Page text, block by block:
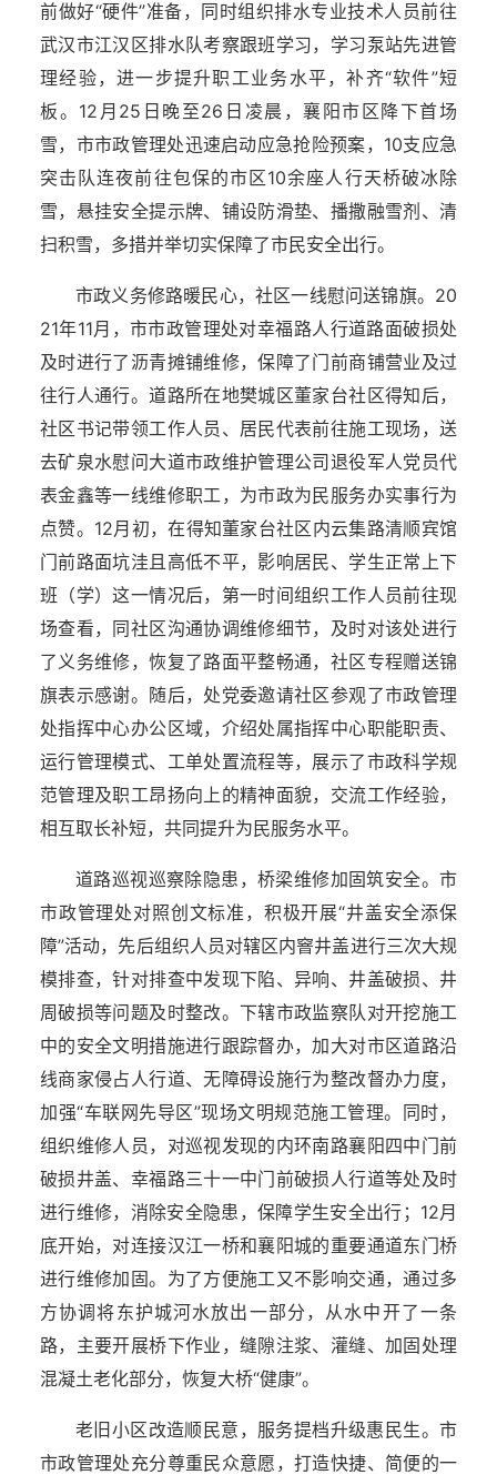
前做好“硬件”准备，同时组织排水专业技术人员前往
武汉市江汉区排水队考察跟班学习，学习泵站先进管
理经验，进一步提升职工业务水平，补齐“软件”短
板。12月25日晚至26日凌晨，襄阳市区降下首场
雪，市市政管理处迅速启动应急抢险预案，10支应急
突击队连夜前往包保的市区10余座人行天桥破冰除
雪，悬挂安全提示牌、铺设防滑垫、播撒融雪剂、清
扫积雪，多措并举切实保障了市民安全出行。
市政义务修路暖民心，社区一线慰问送锦旗。20
21年11月，市市政管理处对幸福路人行道路面破损处
及时进行了沥青摊铺维修，保障了门前商铺营业及过
往行人通行。道路所在地樊城区董家台社区得知后，
社区书记带领工作人员、居民代表前往施工现场，送
去矿泉水慰问大道市政维护管理公司退役军人党员代
表金鑫等一线维修职工，为市政为民服务办实事行为
点赞。12月初，在得知董家台社区内云集路清顺宾馆
门前路面坑洼且高低不平，影响居民、学生正常上下
班（学）这一情况后，第一时间组织工作人员前往现
场查看，同社区沟通协调维修细节，及时对该处进行
了义务维修，恢复了路面平整畅通，社区专程赠送锦
旗表示感谢。随后，处党委邀请社区参观了市政管理
处指挥中心办公区域，介绍处属指挥中心职能职责、
运行管理模式、工单处置流程等，展示了市政科学规
范管理及职工昂扬向上的精神面貌，交流工作经验，
相互取长补短，共同提升为民服务水平。
道路巡视巡察除隐患，桥梁维修加固筑安全。市
市政管理处对照创文标准，积极开展“井盖安全添保
障”活动，先后组织人员对辖区内窨井盖进行三次大规
模排查，针对排查中发现下陷、异响、井盖破损、井
周破损等问题及时整改。下辖市政监察队对开挖施工
中的安全文明措施进行跟踪督办，加大对市区道路沿
线商家侵占人行道、无障碍设施行为整改督办力度，
加强“车联网先导区”现场文明规范施工管理。同时，
组织维修人员，对巡视发现的内环南路襄阳四中门前
破损井盖、幸福路三十一中门前破损人行道等处及时
进行维修，消除安全隐患，保障学生安全出行；12月
底开始，对连接汉江一桥和襄阳城的重要通道东门桥
进行维修加固。为了方便施工又不影响交通，通过多
方协调将东护城河水放出一部分，从水中开了一条
路，主要开展桥下作业，缝隙注浆、灌缝、加固处理
混凝土老化部分，恢复大桥“健康”。
老旧小区改造顺民意，服务提档升级惠民生。市
市政管理处充分尊重民众意愿，打造快捷、简便的一